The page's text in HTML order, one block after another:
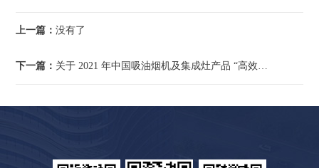
上一篇：没有了
下一篇： 关于 2021 年中国吸油烟机及集成灶产品 “高效净化环保之星”评价结果的公示